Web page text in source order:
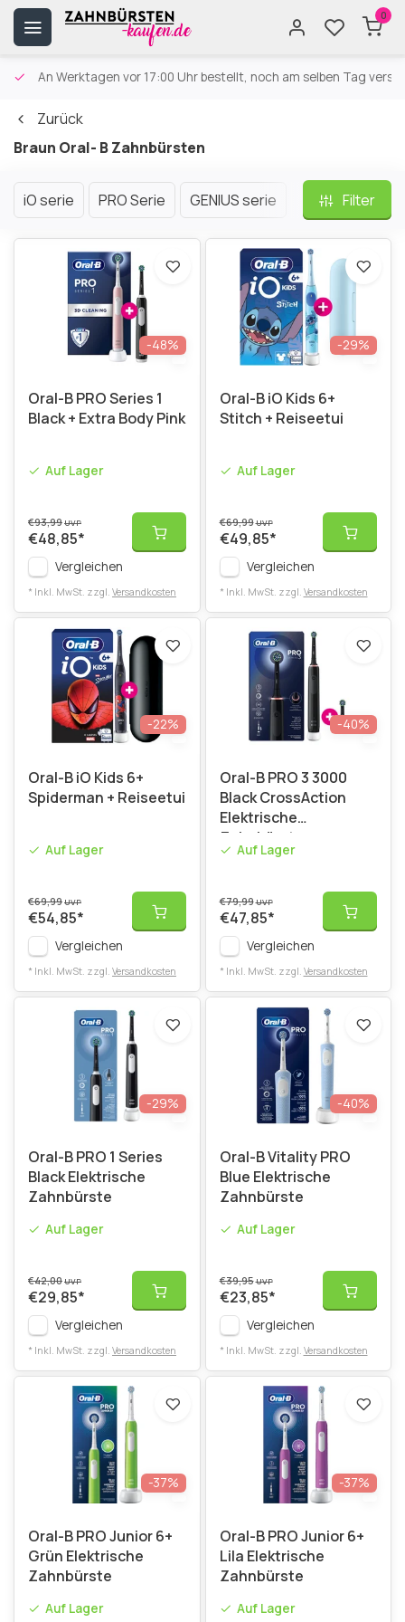
0
An Werktagen vor 17:00 Uhr bestellt, noch am selben Tag
Zurück
Braun Oral- B Zahnbürsten
iO serie PRO Serie GENIUS serie Smart Serie
Filter
-48%
Oral-B PRO Series 1
Black + Extra Body Pink
Auf Lager
€93,99UVP
€48,85*
Vergleichen
* Inkl. MwSt. zzgl. Versandkosten
-29%
Oral-B iO Kids 6+
Stitch + Reiseetui
Auf Lager
€69,99UVP
€49,85*
Vergleichen
* Inkl. MwSt. zzgl. Versandkosten
-22%
Oral-B iO Kids 6+
Spiderman + Reiseetui
Auf Lager
€69,99UVP
€54,85*
Vergleichen
* Inkl. MwSt. zzgl. Versandkosten
-40%
Oral-B PRO 3 3000
Black CrossAction
Elektrische
Zahnbürste
Auf Lager
€79,99UVP
€47,85*
Vergleichen
* Inkl. MwSt. zzgl. Versandkosten
-29%
Oral-B PRO 1 Series
Black Elektrische
Zahnbürste
Auf Lager
€42,00UVP
€29,85*
Vergleichen
* Inkl. MwSt. zzgl. Versandkosten
-40%
Oral-B Vitality PRO
Blue Elektrische
Zahnbürste
Auf Lager
€39,95UVP
€23,85*
Vergleichen
* Inkl. MwSt. zzgl. Versandkosten
-37%
Oral-B PRO Junior 6+
Grün Elektrische
Zahnbürste
Auf Lager
-37%
Oral-B PRO Junior 6+
Lila Elektrische
Zahnbürste
Auf Lager